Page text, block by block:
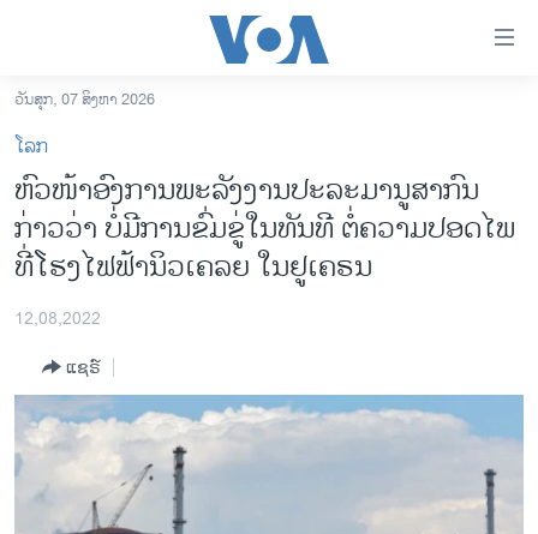
ເຂົ້າ
ຫາ
ຂ້າມ
ຂ້າມ
ຂ້າມ
ໄປ
ຫາ
ຊອກ
ລາວ
ອາເມຣິກາ
ການເລືອກຕັ້ງ ປະທານາທີບໍດີ ສະຫະລັດ 2024
ອິດສະຫຼະພາບດ້ານການຂ່າວ
ຊີວິດຊາວລາວ
ຊຸມຊົນຊາວລາວ
ວັນສຸກ, 07 ສິງຫາ 2026
ໂລກ
​ຫົວ​ໜ້າ​ອົງ​ການ​ພະ​ລັງ​ງານ​ປະ​ລະ​ມານູ​ສາ​ກົນ
ກ່າວ​ວ່າ ບໍ່​ມີ​ການ​ຂົ່ມ​ຂູ່​ໃນທັນ​ທີ ຕໍ່​ຄວາມ​ປອດ​ໄພ
ທີ່​ໂຮງ​ໄຟ​ຟ້າ​ນິວ​ເຄ​ລຍ ໃນ​ຢູ​ເຄ​ຣນ
12,08,2022
ແຊຣ໌